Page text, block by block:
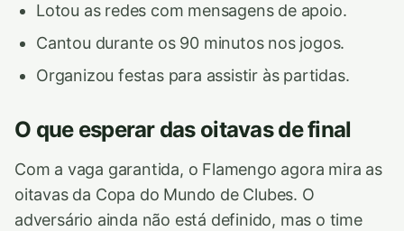
Lotou as redes com mensagens de apoio.
Cantou durante os 90 minutos nos jogos.
Organizou festas para assistir às partidas.
O que esperar das oitavas de final
Com a vaga garantida, o Flamengo agora mira as
oitavas da Copa do Mundo de Clubes. O
adversário ainda não está definido, mas o time